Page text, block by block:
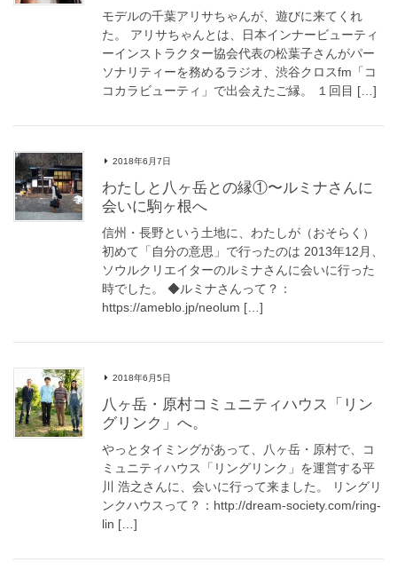
モデルの千葉アリサちゃんが、遊びに来てくれ
た。 アリサちゃんとは、日本インナービューティ
ーインストラクター協会代表の松葉子さんがパー
ソナリティーを務めるラジオ、渋谷クロスfm「コ
コカラビューティ」で出会えたご縁。 １回目 […]
2018年6月7日
わたしと八ヶ岳との縁①〜ルミナさんに
会いに駒ヶ根へ
信州・長野という土地に、わたしが（おそらく）
初めて「自分の意思」で行ったのは 2013年12月、
ソウルクリエイターのルミナさんに会いに行った
時でした。 ◆ルミナさんって？：
https://ameblo.jp/neolum […]
2018年6月5日
八ヶ岳・原村コミュニティハウス「リン
グリンク」へ。
やっとタイミングがあって、八ヶ岳・原村で、コ
ミュニティハウス「リングリンク」を運営する平
川 浩之さんに、会いに行って来ました。 リングリ
ンクハウスって？：http://dream-society.com/ring-
lin […]